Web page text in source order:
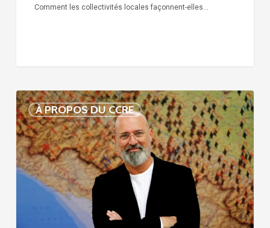
Comment les collectivités locales façonnent-elles…
À PROPOS DU CCRE
Voix
de
nos
75
ans
d’histoire